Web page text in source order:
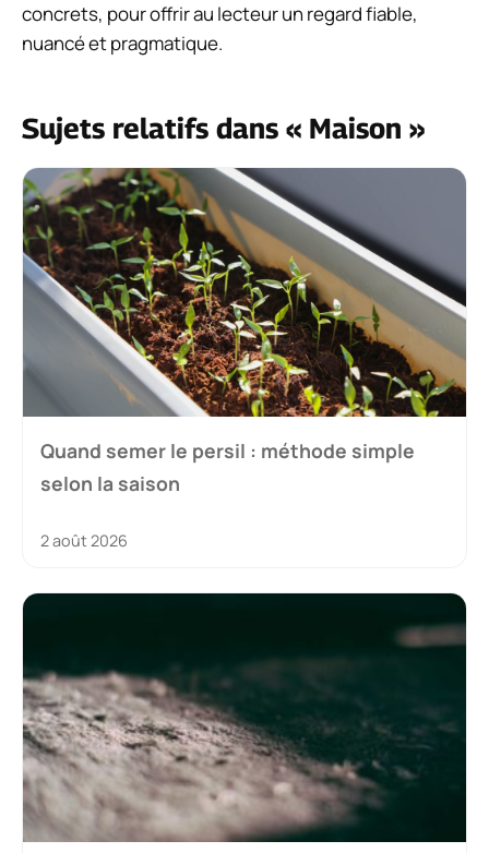
concrets, pour offrir au lecteur un regard fiable,
nuancé et pragmatique.
Sujets relatifs dans « Maison »
Quand semer le persil : méthode simple
selon la saison
2 août 2026